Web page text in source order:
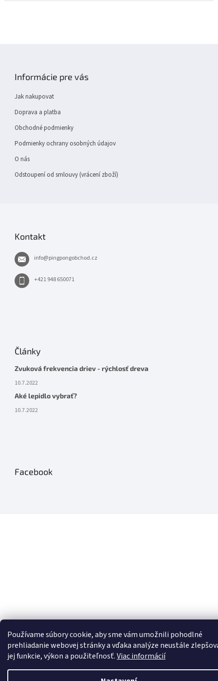
Používame súbory cookie, aby sme vám umožnili pohodlné
prehliadanie webovej stránky a vďaka analýze neustále
jej funkcie, výkon a použiteľnosť.Viac informácií
Informácie pre vás
Jak nakupovat
Doprava a platba
Obchodné podmienky
Podmienky ochrany osobných údajov
O nás
Odstoupení od smlouvy (vrácení zboží)
Kontakt
info@pingpongobchod.cz
+421 948 650071
Články
Zvuková frekvencia driev - rýchlosť dreva
10.7.2022
Aké lepidlo vybrať?
10.7.2022
Facebook